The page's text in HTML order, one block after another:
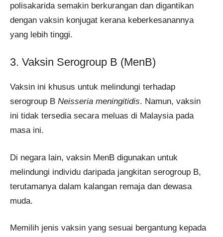
polisakarida semakin berkurangan dan digantikan
dengan vaksin konjugat kerana keberkesanannya
yang lebih tinggi.​
3. Vaksin Serogroup B (MenB)
Vaksin ini khusus untuk melindungi terhadap
serogroup B Neisseria meningitidis. Namun, vaksin
ini tidak tersedia secara meluas di Malaysia pada
masa ini.
Di negara lain, vaksin MenB digunakan untuk
melindungi individu daripada jangkitan serogroup B,
terutamanya dalam kalangan remaja dan dewasa
muda.
Memilih jenis vaksin yang sesuai bergantung kepada